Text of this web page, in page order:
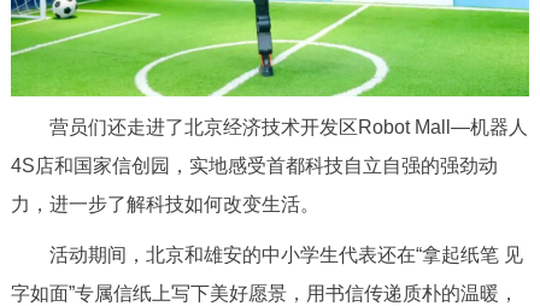
营员们还走进了北京经济技术开发区Robot Mall—机器人
4S店和国家信创园，实地感受首都科技自立自强的强劲动
力，进一步了解科技如何改变生活。
活动期间，北京和雄安的中小学生代表还在“拿起纸笔 见
字如面”专属信纸上写下美好愿景，用书信传递质朴的温暖，